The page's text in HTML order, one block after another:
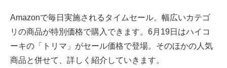
Amazonで毎日実施されるタイムセール。幅広いカテゴ
リの商品が特別価格で購入できます。6月19日はハイコ
ーキの「トリマ」がセール価格で登場。そのほかの人気
商品と併せて、詳しく紹介していきます。